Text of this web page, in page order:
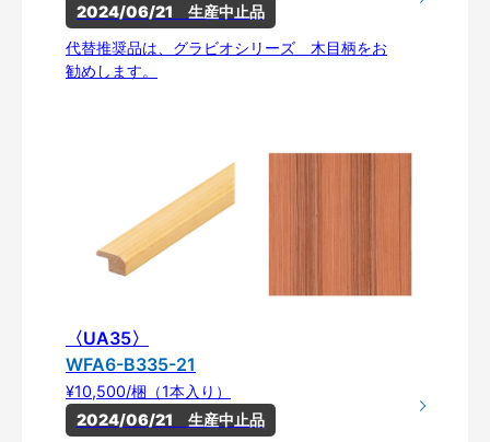
2024/06/21　生産中止品
代替推奨品は、グラビオシリーズ 木目柄をお
勧めします。
〈UA35〉
WFA6-B335-21
¥10,500/梱（1本入り）
2024/06/21　生産中止品